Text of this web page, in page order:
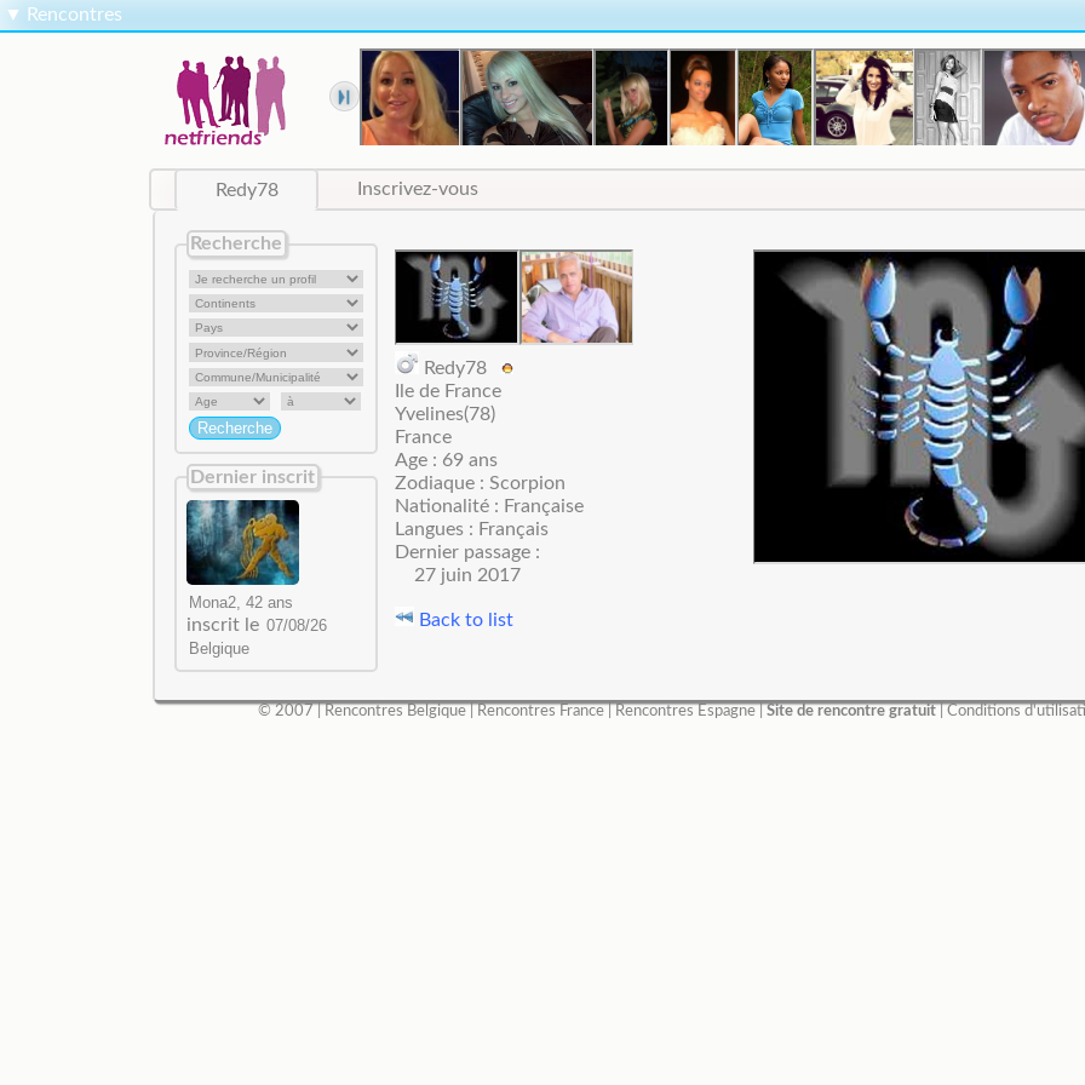
▼ Rencontres
Redy78 Inscrivez-vous
Recherche
Dernier inscrit
inscrit le
Redy78
Ile de France
Yvelines(78)
France
Age : 69 ans
Zodiaque : Scorpion
Nationalité : Française
Langues : Français
Dernier passage :
27 juin 2017
Back to list
© 2007 | Rencontres Belgique| Rencontres France| Rencontres Espagne| Site de rencontre gratuit| Conditions